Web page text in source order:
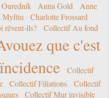
Anna Gold
Anne
Myftiu
Charlotte Frossard
rêvent-ils?
Collectif Au fond
que c'est
Collectif
Collectif Filiations
Collectif
Collectif Mur invisible